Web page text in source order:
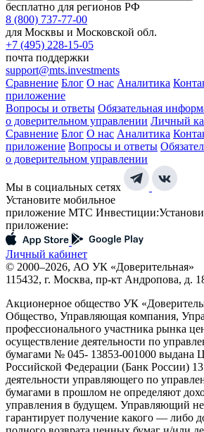
бесплатно для регионов РФ
8 (800) 737-77-00
для Москвы и Московской обл.
+7 (495) 228-15-05
почта поддержки
support@mts.investments
Сравнение Блог О нас Аналитика
приложение
Вопросы и ответы Обязательная
о доверительном управлении Личный
Сравнение Блог О нас Аналитика
приложение Вопросы и ответы
о доверительном управлении
Мы в социальных сетях
Установите мобильное
приложение МТС Инвестиции:
приложение:
Личный кабинет
© 2000–2026, АО УК «Доверительная»
115432, г. Москва, пр-кт Андропова, д.
Акционерное общество УК
Общество, Управляющая компания,
профессионального участника рынка
осуществление деятельности по
бумагами № 045- 13853-001000 выдана
Российской Федерации (Банк России)
деятельности управляющего по
бумагами в прошлом не определяют
управления в будущем. Управляющий
гарантирует получение какого — либо